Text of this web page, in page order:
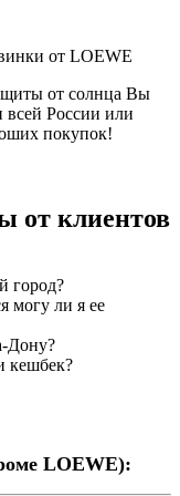
от LOEWE
от солнца Вы
всей России или
покупок!
от клиентов
город?
могу ли я ее
Дону?
кешбек?
LOEWE):